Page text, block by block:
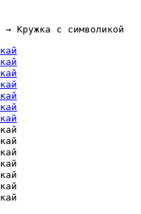
→ Кружка с символикой